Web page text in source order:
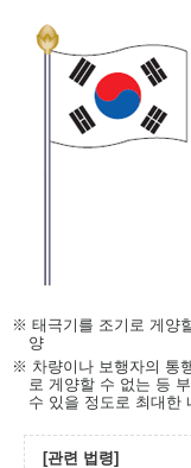
※ 태극기를 조기로 게양
양
※ 차량이나 보행자의 통
로 게양할 수 없는 등
수 있을 정도로 최대한
[관련 법령]